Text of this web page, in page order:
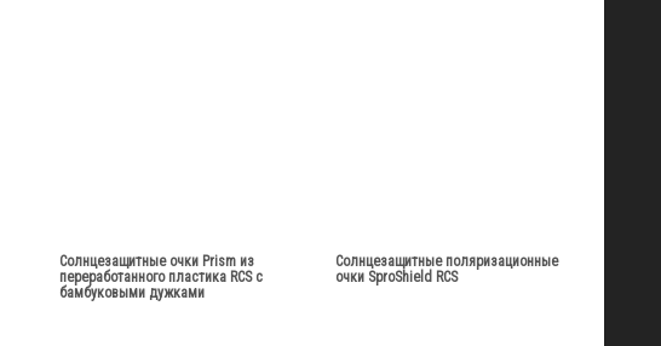
Солнцезащитные очки Prism из
переработанного пластика RCS с
бамбуковыми дужками
Солнцезащитные поляризационные
очки SproShield RCS